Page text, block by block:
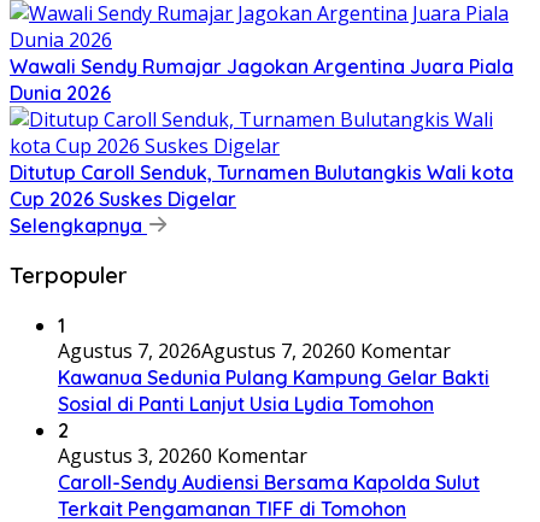
Wawali Sendy Rumajar Jagokan Argentina Juara Piala
Dunia 2026
Ditutup Caroll Senduk, Turnamen Bulutangkis Wali kota
Cup 2026 Suskes Digelar
Selengkapnya
Terpopuler
1
Agustus 7, 2026Agustus 7, 20260 Komentar
Kawanua Sedunia Pulang Kampung Gelar Bakti
Sosial di Panti Lanjut Usia Lydia Tomohon
2
Agustus 3, 20260 Komentar
Caroll-Sendy Audiensi Bersama Kapolda Sulut
Terkait Pengamanan TIFF di Tomohon